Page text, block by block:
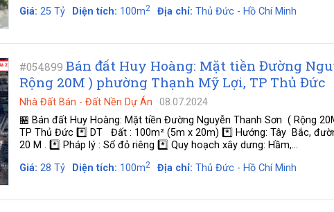
Giá: 25 Tỷ Diện tích: 100m2 Địa chỉ: Thủ Đức - Hồ Chí Minh
#054899 Bán đất Huy Hoàng: Mặt tiền Đường
Rộng 20M ) phường Thạnh Mỹ Lợi, TP Thủ Đức
Nhà Đất Bán - Đất Nền Dự Án
08.07.2024
🏪 Bán đất Huy Hoàng: Mặt tiền Đường Nguyễn Thanh Sơn ( Rộng
TP Thủ Đức *️⃣ DT Đất : 100m² (5m x 20m) *️⃣ Hướng: Tây Bắc,
20 M . *️⃣ Pháp lý : Sổ đỏ riêng *️⃣ Quy hoạch xây dưng: Hầm,...
Giá: 28 Tỷ Diện tích: 100m2 Địa chỉ: Thủ Đức - Hồ Chí Minh